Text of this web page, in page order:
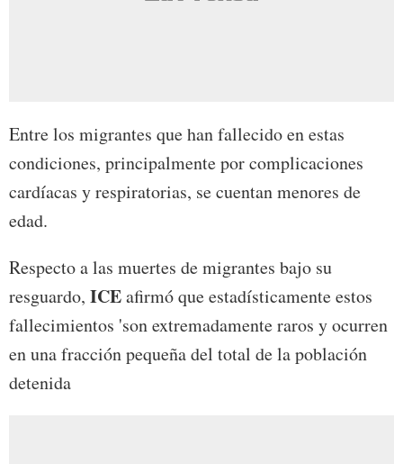
Entre los migrantes que han fallecido en estas
condiciones, principalmente por complicaciones
cardíacas y respiratorias, se cuentan menores de
edad.
Respecto a las muertes de migrantes bajo su
resguardo, ICEafirmó que estadísticamente estos
fallecimientos 'son extremadamente raros y ocurren
en una fracción pequeña del total de la población
detenida